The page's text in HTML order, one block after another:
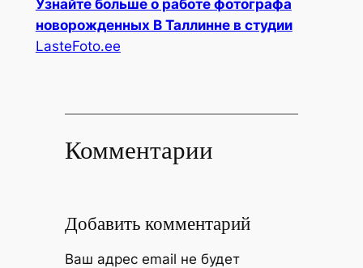
Узнайте больше о работе фотографа
новорожденных В Таллинне в студии
LasteFoto.ee
Комментарии
Добавить комментарий
Ваш адрес email не будет